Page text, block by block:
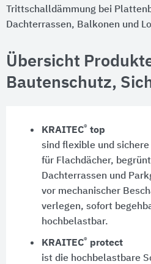
Trittschalldämmung bei
Dachterrassen, Balkonen und
Übersicht
Bautenschutz,
KRAITEC® top
sind flexible und
für Flachdächer,
Dachterrassen und
vor mechanischer
verlegen, sofort
hochbelastbar.
KRAITEC® protect
ist die hochbelastbare